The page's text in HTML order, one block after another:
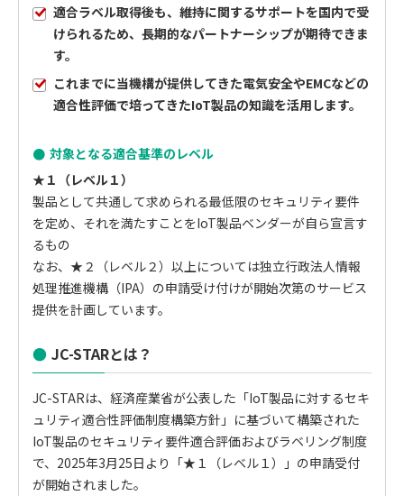
適合ラベル取得後も、維持に関するサポートを国内で受
けられるため、長期的なパートナーシップが期待できま
す。
これまでに当機構が提供してきた電気安全やEMCなどの
適合性評価で培ってきたIoT製品の知識を活用します。
対象となる適合基準のレベル
★１（レベル１）
製品として共通して求められる最低限のセキュリティ要件
を定め、それを満たすことをIoT製品ベンダーが自ら宣言す
るもの
なお、★２（レベル２）以上については独立行政法人情報
処理推進機構（IPA）の申請受け付けが開始次第のサービス
提供を計画しています。
JC-STARとは？
JC-STARは、経済産業省が公表した「IoT製品に対するセキ
ュリティ適合性評価制度構築方針」に基づいて構築された
IoT製品のセキュリティ要件適合評価およびラベリング制度
で、2025年3月25日より「★１（レベル１）」の申請受付
が開始されました。